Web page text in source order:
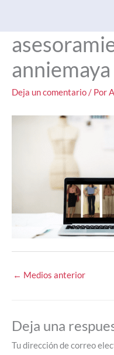
contenido
anniemaya
Deja un comentario/ Por
← Medios anterior
Deja una
Tu dirección de correo